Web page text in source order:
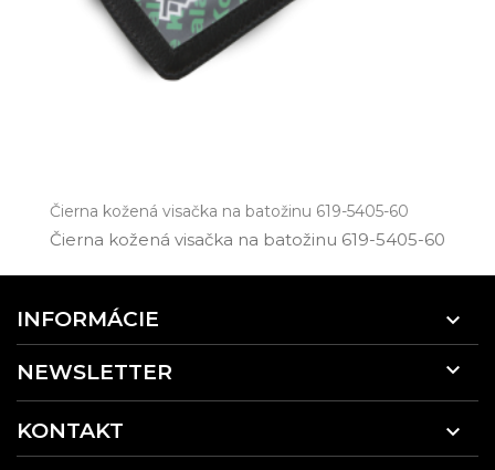
Čierna kožená visačka na batožinu 619-5405-60
Čierna kožená visačka na batožinu 619­-5405­-60
INFORMÁCIE 
NEWSLETTER 
KONTAKT 